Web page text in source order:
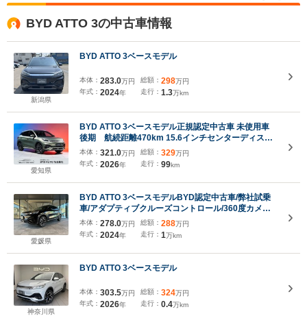
BYD ATTO 3の中古車情報
新潟県
BYD ATTO 3ベースモデル
本体： 283.0万円
年式： 2024年
総額： 298万円
走行： 1.3万km
愛知県
BYD ATTO 3ベースモデル正規認定中古車 未使用車
後期 航続距離470km 15.6インチセンターディスプ
レイモデル アップ車両 新車保証継承 ブラックアウト
リアピラーブレード パノラマルーフ 空気清浄機能エ
アコン Qi規格ワイヤレス充電
本体： 321.0万円
年式： 2026年
総額： 329万円
走行： 99km
愛媛県
BYD ATTO 3ベースモデルBYD認定中古車/弊社試乗
車/アダプティブクルーズコントロール/360度カメラ/
衝突軽減ブレーキ/AppleCarPlay/AndroidAuto/シー
トヒーター/ETC/サンルーフ
本体： 278.0万円
年式： 2024年
総額： 288万円
走行： 1万km
神奈川県
BYD ATTO 3ベースモデル
本体： 303.5万円
年式： 2026年
総額： 324万円
走行： 0.4万km